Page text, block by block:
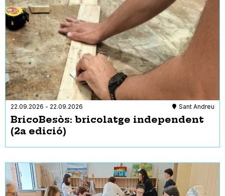
22.09.2026 - 22.09.2026 Sant Andreu
BricoBesòs: bricolatge independent
(2a edició)